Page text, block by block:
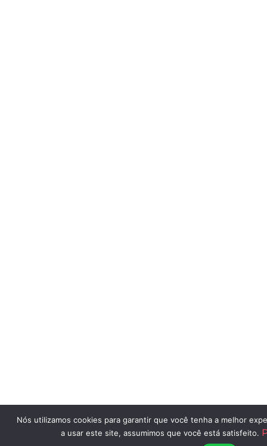
Nós utilizamos cookies para garantir que você tenha a melhor
a usar este site, assumimos que você está satisfeito.